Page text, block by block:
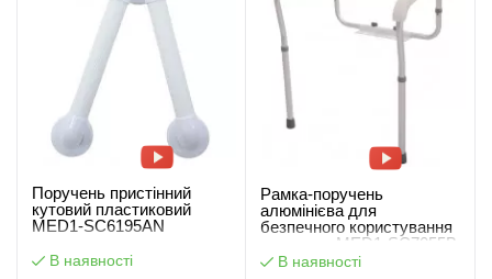
Поручень пристінний
кутовий пластиковий
MED1-SC6195AN
В наявності
Рамка-поручень
алюмінієва для
безпечного користування
туалетом MED1-SC7055B
В наявності